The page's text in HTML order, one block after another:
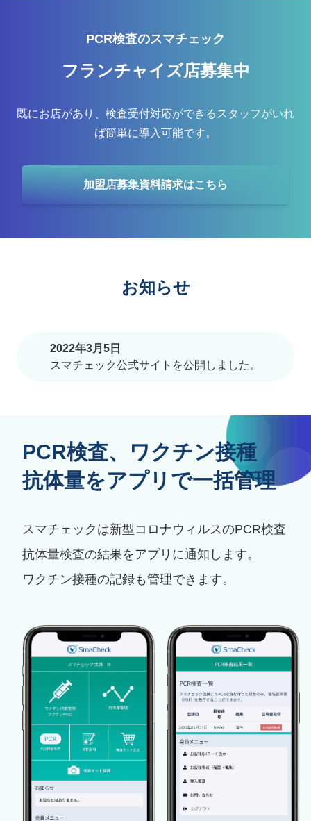
PCR検査のスマチェック
フランチャイズ店募集中
既にお店があり、検査受付対応ができるスタッフがいれ
ば簡単に導入可能です。
加盟店募集資料請求はこちら
お知らせ
2022年3月5日
スマチェック公式サイトを公開しました。
PCR検査、ワクチン接種
抗体量をアプリで一括管理
スマチェックは新型コロナウィルスのPCR検査
抗体量検査の結果をアプリに通知します。
ワクチン接種の記録も管理できます。